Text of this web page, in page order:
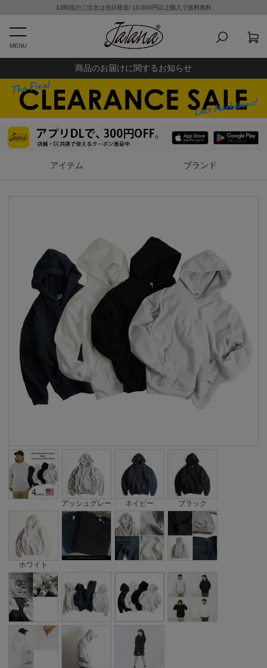
13時迄のご注文は当日発送/ 10,000円以上購入で送料無料
MENU
商品のお届けに関するお知らせ
アイテム ブランド
アッシュグレー ネイビー ブラック
ホワイト